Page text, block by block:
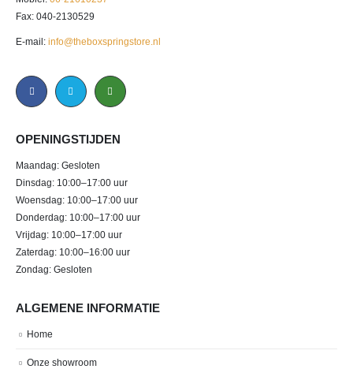
Fax: 040-2130529
E-mail: info@theboxspringstore.nl
OPENINGSTIJDEN
Maandag: Gesloten
Dinsdag: 10:00–17:00 uur
Woensdag: 10:00–17:00 uur
Donderdag: 10:00–17:00 uur
Vrijdag: 10:00–17:00 uur
Zaterdag: 10:00–16:00 uur
Zondag: Gesloten
ALGEMENE INFORMATIE
Home
Onze showroom